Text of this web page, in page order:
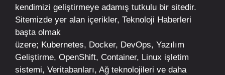
kendimizi geliştirmeye adamış tutkulu bir sitedir.
Sitemizde yer alan içerikler, Teknoloji Haberleri
başta olmak
üzere; Kubernetes, Docker, DevOps, Yazılım
Geliştirme, OpenShift, Container, Linux işletim
sistemi, Veritabanları, Ağ teknolojileri ve daha